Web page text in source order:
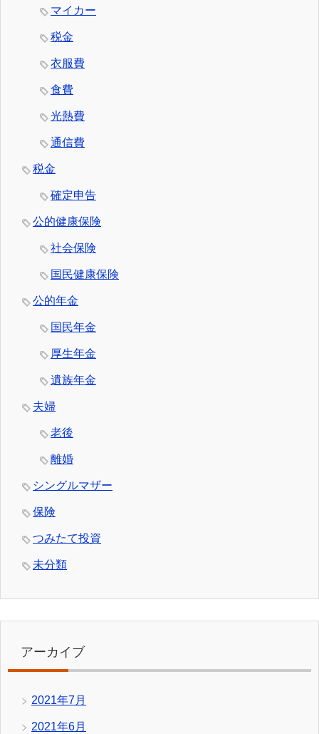
マイカー
税金
衣服費
食費
光熱費
通信費
税金
確定申告
公的健康保険
社会保険
国民健康保険
公的年金
国民年金
厚生年金
遺族年金
夫婦
老後
離婚
シングルマザー
保険
つみたて投資
未分類
アーカイブ
2021年7月
2021年6月